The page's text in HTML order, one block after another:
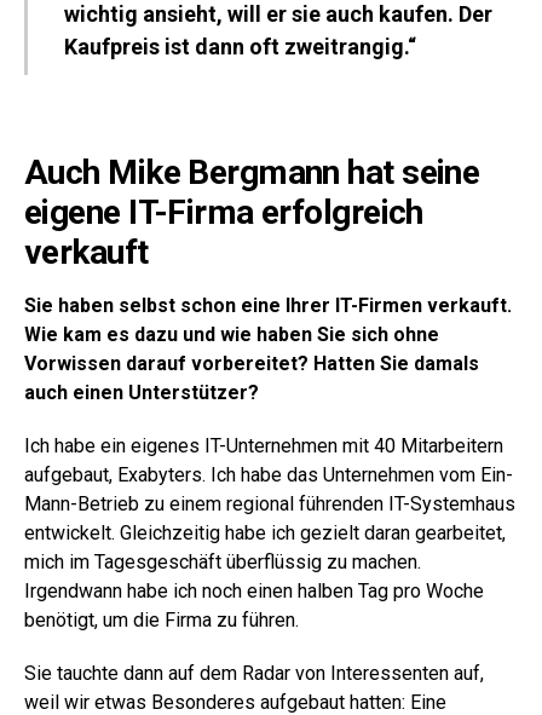
wichtig ansieht, will er sie auch kaufen. Der
Kaufpreis ist dann oft zweitrangig.“
Auch Mike Bergmann hat seine
eigene IT-Firma erfolgreich
verkauft
Sie haben selbst schon eine Ihrer IT-Firmen verkauft.
Wie kam es dazu und wie haben Sie sich ohne
Vorwissen darauf vorbereitet? Hatten Sie damals
auch einen Unterstützer?
Ich habe ein eigenes IT-Unternehmen mit 40 Mitarbeitern
aufgebaut, Exabyters. Ich habe das Unternehmen vom Ein-
Mann-Betrieb zu einem regional führenden IT-Systemhaus
entwickelt. Gleichzeitig habe ich gezielt daran gearbeitet,
mich im Tagesgeschäft überflüssig zu machen.
Irgendwann habe ich noch einen halben Tag pro Woche
benötigt, um die Firma zu führen.
Sie tauchte dann auf dem Radar von Interessenten auf,
weil wir etwas Besonderes aufgebaut hatten: Eine